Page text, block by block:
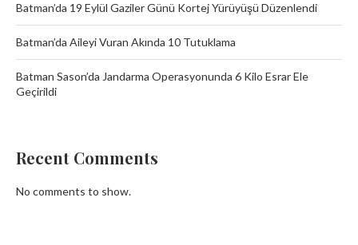
Batman’da 19 Eylül Gaziler Günü Kortej Yürüyüşü Düzenlendi
Batman’da Aileyi Vuran Akında 10 Tutuklama
Batman Sason’da Jandarma Operasyonunda 6 Kilo Esrar Ele
Geçirildi
Recent Comments
No comments to show.